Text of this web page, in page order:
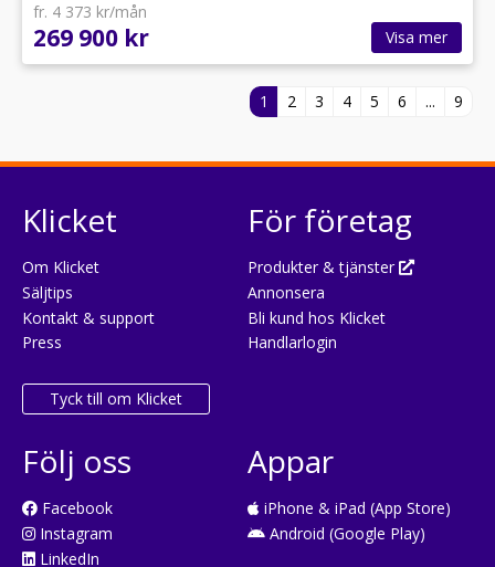
fr. 4 373 kr/mån
269 900 kr Visa mer
1 2 3 4 5 6 ... 9
Klicket
Om Klicket
Säljtips
Kontakt & support
Press
Tyck till om Klicket
För företag
Produkter & tjänster
Annonsera
Bli kund hos Klicket
Handlarlogin
Följ oss
Facebook
Instagram
LinkedIn
Appar
iPhone & iPad (App Store)
Android (Google Play)